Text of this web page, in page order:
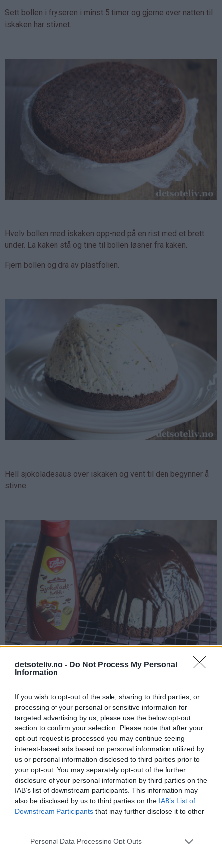
detsoteliv.no - Do Not Process My Personal
Information
If you wish to opt-out of the sale, sharing to third parties, or
processing of your personal or sensitive information for
targeted advertising by us, please use the below opt-out
section to confirm your selection. Please note that after your
opt-out request is processed you may continue seeing
interest-based ads based on personal information utilized by
us or personal information disclosed to third parties prior to
your opt-out. You may separately opt-out of the further
disclosure of your personal information by third parties on the
IAB’s list of downstream participants. This information may
also be disclosed by us to third parties on the IAB’s List of
Downstream Participants that may further disclose it to other
Personal Data Processing Opt Outs
Sett bollen i fryseren i minst 5 timer og gjerne over natten til
iskaken har stivnet.
Hvelv bollen med iskaken opp-ned på en rist med et brett
under. La kaken stå og tine til bollen løsner fra kaken.
Fjern bollen og dra av plastfolien.
Hell sjokoladesaus over iskaken og vent til den begynner å
stivne.
Hell så over melkesjokoladetopping.